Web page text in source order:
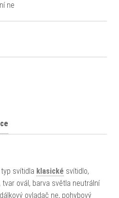
ne
svítidla klasické svítidlo,
ovál, barva světla neutrální
ovladač ne, pohybový